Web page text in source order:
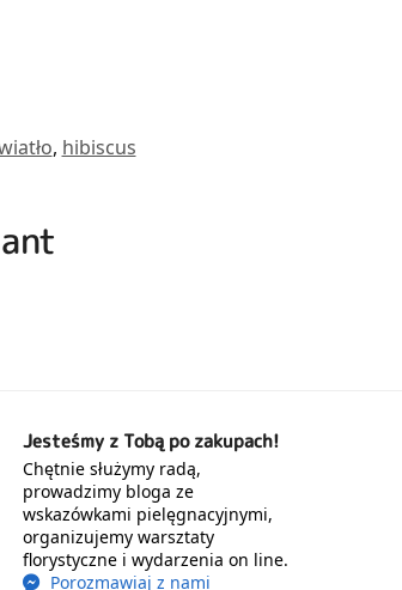
, hibiscus
Jesteśmy z Tobą po zakupach!
Chętnie służymy radą,
prowadzimy bloga ze
wskazówkami pielęgnacyjnymi,
organizujemy warsztaty
florystyczne i wydarzenia on line.
Porozmawiaj z nami